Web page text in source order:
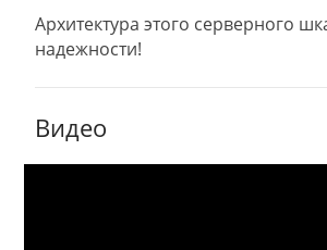
Архитектура этого серверного
надежности!
Видео